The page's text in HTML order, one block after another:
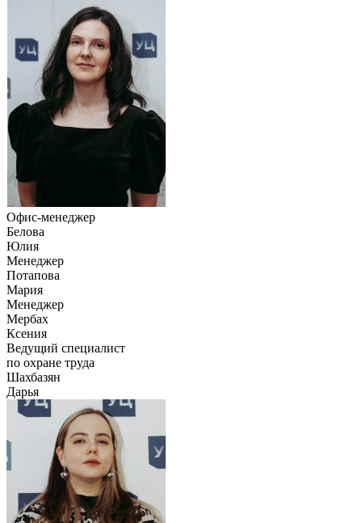
Офис-менеджер
Белова
Юлия
Менеджер
Потапова
Мария
Менеджер
Мербах
Ксения
Ведущий специалист
по охране труда
Шахбазян
Дарья